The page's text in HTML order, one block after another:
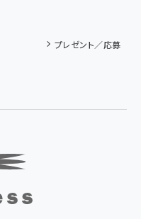
プレゼント／応募